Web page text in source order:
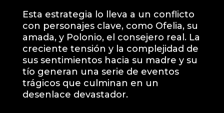
Esta estrategia lo lleva a un conflicto
con personajes clave, como Ofelia, su
amada, y Polonio, el consejero real. La
creciente tensión y la complejidad de
sus sentimientos hacia su madre y su
tío generan una serie de eventos
trágicos que culminan en un
desenlace devastador.